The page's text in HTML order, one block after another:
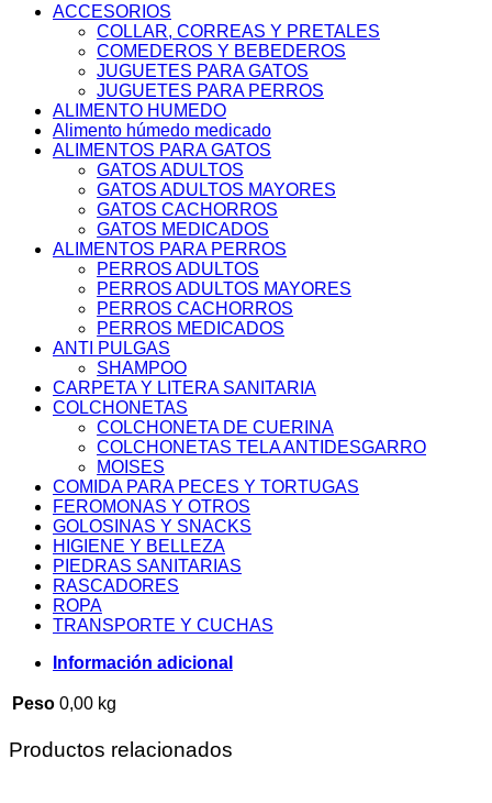
ACCESORIOS
COLLAR, CORREAS Y PRETALES
COMEDEROS Y BEBEDEROS
JUGUETES PARA GATOS
JUGUETES PARA PERROS
ALIMENTO HUMEDO
Alimento húmedo medicado
ALIMENTOS PARA GATOS
GATOS ADULTOS
GATOS ADULTOS MAYORES
GATOS CACHORROS
GATOS MEDICADOS
ALIMENTOS PARA PERROS
PERROS ADULTOS
PERROS ADULTOS MAYORES
PERROS CACHORROS
PERROS MEDICADOS
ANTI PULGAS
SHAMPOO
CARPETA Y LITERA SANITARIA
COLCHONETAS
COLCHONETA DE CUERINA
COLCHONETAS TELA ANTIDESGARRO
MOISES
COMIDA PARA PECES Y TORTUGAS
FEROMONAS Y OTROS
GOLOSINAS Y SNACKS
HIGIENE Y BELLEZA
PIEDRAS SANITARIAS
RASCADORES
ROPA
TRANSPORTE Y CUCHAS
Información adicional
Peso 0,00 kg
Productos relacionados